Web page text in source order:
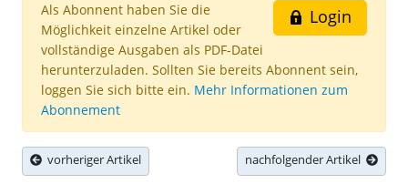
Login
Als Abonnent haben Sie die
Möglichkeit einzelne Artikel oder
vollständige Ausgaben als PDF-Datei
herunterzuladen. Sollten Sie bereits Abonnent sein,
loggen Sie sich bitte ein. Mehr Informationen zum
Abonnement
vorheriger Artikel nachfolgender Artikel